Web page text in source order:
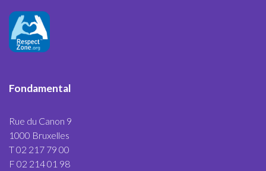
Fondamental
Rue du Canon 9
1000 Bruxelles
T 02 217 79 00
F 02 214 01 98